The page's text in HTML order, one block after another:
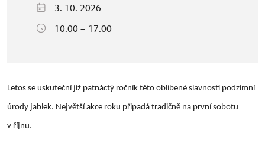
3. 10. 2026
10.00 – 17.00
Letos se uskuteční již patnáctý ročník této oblíbené slavnosti podzimní
úrody jablek. Největší akce roku připadá tradičně na první sobotu
v říjnu.